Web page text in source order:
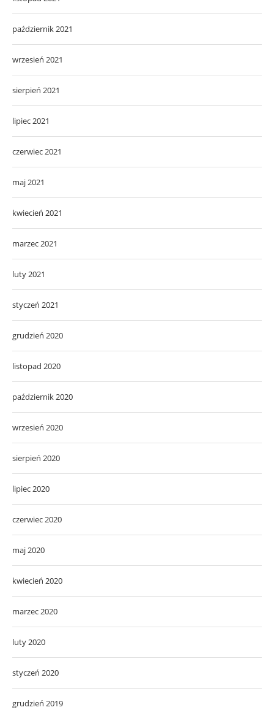
październik 2021
wrzesień 2021
sierpień 2021
lipiec 2021
czerwiec 2021
maj 2021
kwiecień 2021
marzec 2021
luty 2021
styczeń 2021
grudzień 2020
listopad 2020
październik 2020
wrzesień 2020
sierpień 2020
lipiec 2020
czerwiec 2020
maj 2020
kwiecień 2020
marzec 2020
luty 2020
styczeń 2020
grudzień 2019